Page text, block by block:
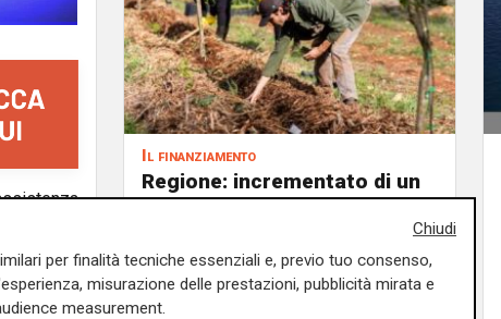
digitale
di
Il finanziamento
Regione: incrementato di un
milione il bando per
l'innovazione nell'agricoltura
04/08/2026
di Redazione
Chiudi
per finalità tecniche essenziali e, previo tuo consenso,
misurazione delle prestazioni, pubblicità mirata e
measurement.